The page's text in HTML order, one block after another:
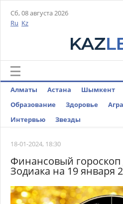
Сб, 08 августа 2026
Ru Kz
Алматы Астана Шымкент
Образование
Здоровье
Интервью
Звезды
18-01-2024, 18:30
Финансовый гороскоп
Зодиака на 19 января